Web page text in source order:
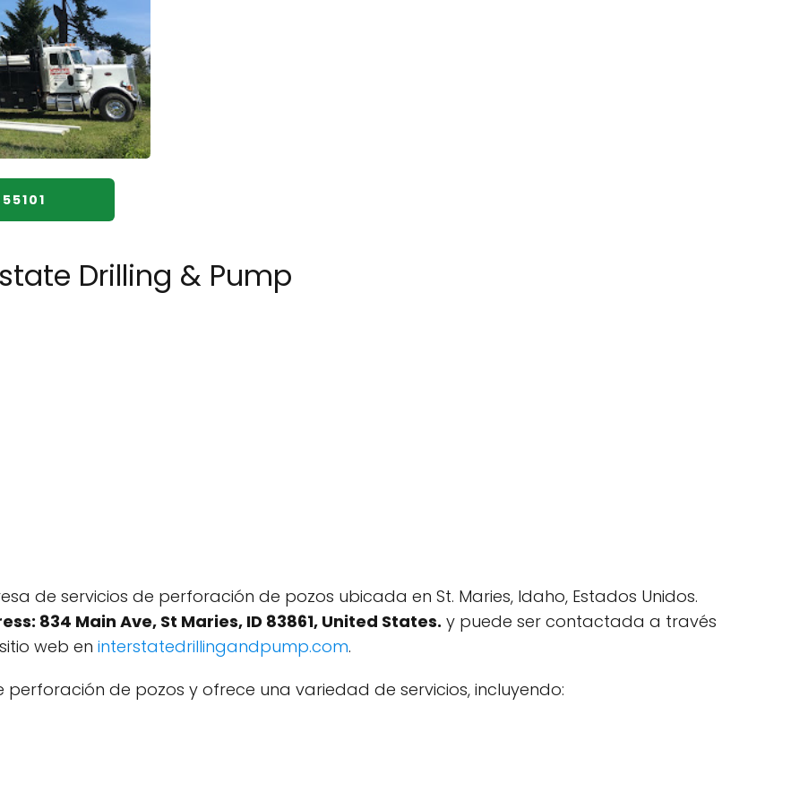
Drilling & Pump
de servicios de perforación de pozos ubicada en St. Maries, Idaho, Estados Unidos.
834 Main Ave, St Maries, ID 83861, United States. y puede ser contactada a través
web en interstatedrillingandpump.com.
perforación de pozos y ofrece una variedad de servicios, incluyendo: